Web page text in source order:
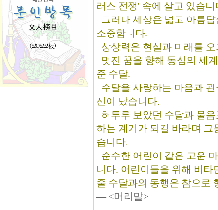
러스 전쟁' 속에 살고 있습
그러나 세상은 넓고 아름
소중합니다.
상상력은 현실과 미래를
멋진 꿈을 향해 동심의 세
준 수달.
수달을 사랑하는 마음과
신이 났습니다.
허투루 보았던 수달과 물
하는 계기가 되길 바라며 그
습니다.
순수한 어린이 같은 고운
니다. 어린이들을 위해 비
줄 수달과의 동행은 참으로
― <머리말>